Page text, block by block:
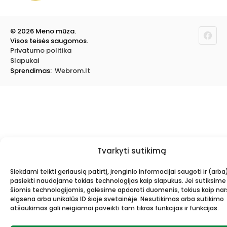
Tvarkyti sutikimą
Siekdami teikti geriausią patirtį, įrenginio informacijai saugoti ir
pasiekti naudojame tokias technologijas kaip slapukus. Jei
šiomis technologijomis, galėsime apdoroti duomenis, tokius kaip
elgsena arba unikalūs ID šioje svetainėje. Nesutikimas arba sutikimo
atšaukimas gali neigiamai paveikti tam tikras funkcijas ir funkcijas.
© 2026 Meno mūza.
Visos teisės saugomos.
Privatumo politika
Slapukai
Sprendimas: Webrom.lt